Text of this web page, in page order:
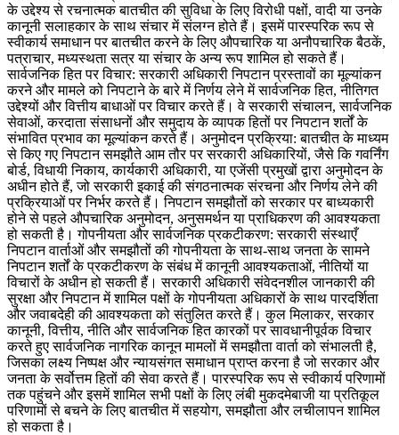
के उद्देश्य से रचनात्मक बातचीत की सुविधा के लिए विरोधी पक्षों, वादी या उनके
कानूनी सलाहकार के साथ संचार में संलग्न होते हैं। इसमें पारस्परिक रूप से
स्वीकार्य समाधान पर बातचीत करने के लिए औपचारिक या अनौपचारिक बैठकें,
पत्राचार, मध्यस्थता सत्र या संचार के अन्य रूप शामिल हो सकते हैं।
सार्वजनिक हित पर विचार: सरकारी अधिकारी निपटान प्रस्तावों का मूल्यांकन
करने और मामले को निपटाने के बारे में निर्णय लेने में सार्वजनिक हित, नीतिगत
उद्देश्यों और वित्तीय बाधाओं पर विचार करते हैं। वे सरकारी संचालन, सार्वजनिक
सेवाओं, करदाता संसाधनों और समुदाय के व्यापक हितों पर निपटान शर्तों के
संभावित प्रभाव का मूल्यांकन करते हैं। अनुमोदन प्रक्रिया: बातचीत के माध्यम
से किए गए निपटान समझौते आम तौर पर सरकारी अधिकारियों, जैसे कि गवर्निंग
बोर्ड, विधायी निकाय, कार्यकारी अधिकारी, या एजेंसी प्रमुखों द्वारा अनुमोदन के
अधीन होते हैं, जो सरकारी इकाई की संगठनात्मक संरचना और निर्णय लेने की
प्रक्रियाओं पर निर्भर करते हैं। निपटान समझौतों को सरकार पर बाध्यकारी
होने से पहले औपचारिक अनुमोदन, अनुसमर्थन या प्राधिकरण की आवश्यकता
हो सकती है। गोपनीयता और सार्वजनिक प्रकटीकरण: सरकारी संस्थाएँ
निपटान वार्ताओं और समझौतों की गोपनीयता के साथ-साथ जनता के सामने
निपटान शर्तों के प्रकटीकरण के संबंध में कानूनी आवश्यकताओं, नीतियों या
विचारों के अधीन हो सकती हैं। सरकारी अधिकारी संवेदनशील जानकारी की
सुरक्षा और निपटान में शामिल पक्षों के गोपनीयता अधिकारों के साथ पारदर्शिता
और जवाबदेही की आवश्यकता को संतुलित करते हैं। कुल मिलाकर, सरकार
कानूनी, वित्तीय, नीति और सार्वजनिक हित कारकों पर सावधानीपूर्वक विचार
करते हुए सार्वजनिक नागरिक कानून मामलों में समझौता वार्ता को संभालती है,
जिसका लक्ष्य निष्पक्ष और न्यायसंगत समाधान प्राप्त करना है जो सरकार और
जनता के सर्वोत्तम हितों की सेवा करते हैं। पारस्परिक रूप से स्वीकार्य परिणामों
तक पहुंचने और इसमें शामिल सभी पक्षों के लिए लंबी मुकदमेबाजी या प्रतिकूल
परिणामों से बचने के लिए बातचीत में सहयोग, समझौता और लचीलापन शामिल
हो सकता है।